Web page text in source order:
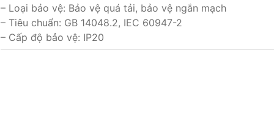
– Loại bảo vệ: Bảo vệ quá tải, bảo vệ ngắn mạch
– Tiêu chuẩn: GB 14048.2, IEC 60947-2
– Cấp độ bảo vệ: IP20